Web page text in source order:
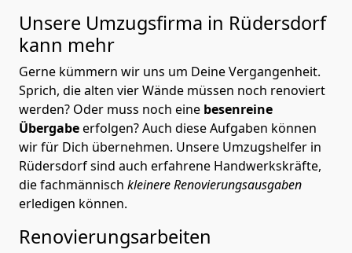
Unsere Umzugsfirma in Rüdersdorf
kann mehr
Gerne kümmern wir uns um Deine Vergangenheit.
Sprich, die alten vier Wände müssen noch renoviert
werden? Oder muss noch eine besenreine
Übergabeerfolgen? Auch diese Aufgaben können
wir für Dich übernehmen. Unsere Umzugshelfer in
Rüdersdorf sind auch erfahrene Handwerkskräfte,
die fachmännisch kleinere Renovierungsausgaben
erledigen können.
Renovierungsarbeiten